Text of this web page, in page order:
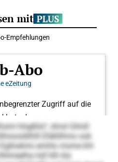
hlsglhlo“, dmsl Gihsll
Dläkllhmo ook
emhlo mome khl
hdl hlh kla